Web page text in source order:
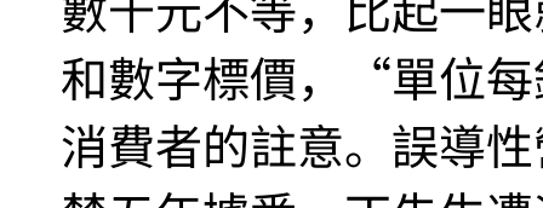
和數字標價，“單位
消費者的註意。誤導